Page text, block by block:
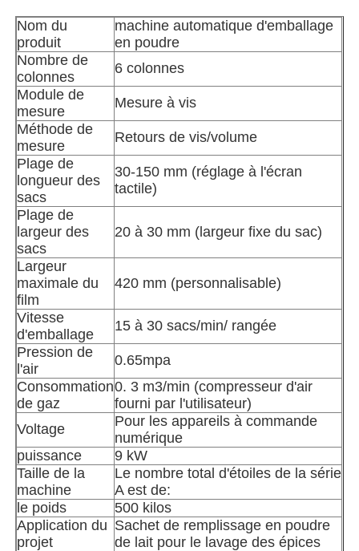
Autre appareil
Services de transformation des emballages
Matériau d'emballage
Ligne de production spécialisée
Nom du
produit
machine automatique d'emballage
en poudre
Nombre de
colonnes
6 colonnes
Module de
mesure
Mesure à vis
Méthode de
mesure
Retours de vis/volume
Plage de
longueur des
sacs
30-150 mm (réglage à l'écran
tactile)
Plage de
largeur des
sacs
20 à 30 mm (largeur fixe du sac)
Largeur
maximale du
film
420 mm (personnalisable)
Vitesse
d'emballage
15 à 30 sacs/min/ rangée
Pression de
l'air
0.65mpa
Consommation
de gaz
0. 3 m3/min (compresseur d'air
fourni par l'utilisateur)
Voltage
Pour les appareils à commande
numérique
puissance
9 kW
Taille de la
machine
Le nombre total d'étoiles de la série
A est de:
le poids
500 kilos
Application du
projet
Sachet de remplissage en poudre
de lait pour le lavage des épices